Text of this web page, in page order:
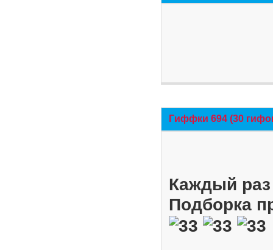
Гиффки 694 (30
Каждый
Подборка